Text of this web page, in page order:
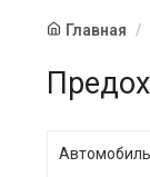
Главная